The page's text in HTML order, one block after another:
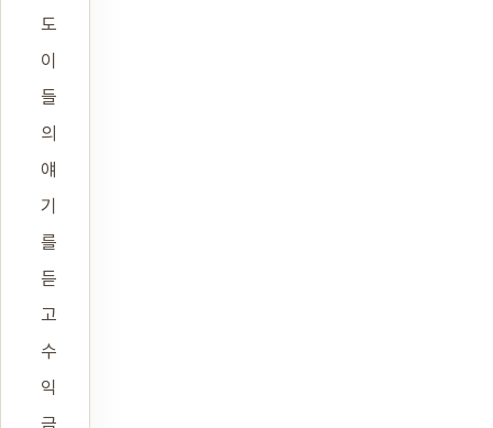
도
이
들
의
얘
기
를
듣
고
수
익
금